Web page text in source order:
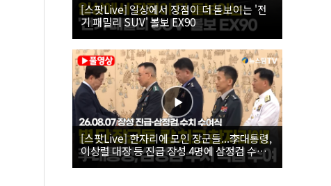
[스팟Live] 일상에서 장점이 더 돋보이는 '전
기 패밀리 SUV' 볼보 EX90
[스팟Live] 한자리에 모인 장군들...李대통령,
이상렬 대장 등 진급 장성 4명에 삼정검 수치
직접 수여｜26.08.07 장성 진급·삼정검 수치